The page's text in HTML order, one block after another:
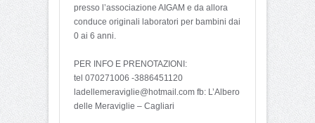
presso l’associazione AIGAM e da allora
conduce originali laboratori per bambini dai
0 ai 6 anni.
PER INFO E PRENOTAZIONI:
tel 070271006 -3886451120
ladellemeraviglie@hotmail.com fb: L’Albero
delle Meraviglie – Cagliari